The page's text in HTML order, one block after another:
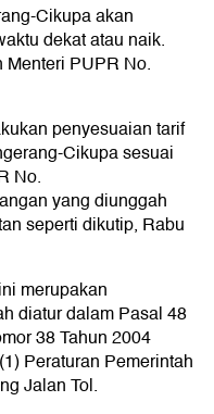
Cikupa akan
dekat atau naik.
PUPR No.
penyesuaian tarif
Cikupa sesuai
No.
yang diunggah
seperti dikutip, Rabu
merupakan
diatur dalam Pasal 48
38 Tahun 2004
Peraturan Pemerintah
Jalan Tol.